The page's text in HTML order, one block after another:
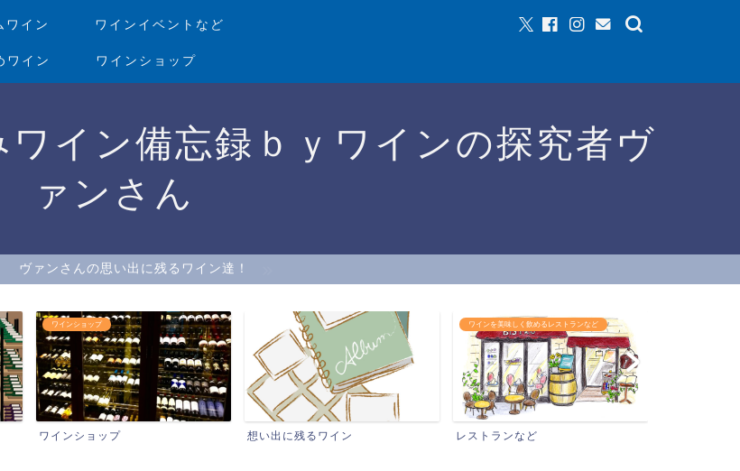
ワイン ワインイベントなど
ワイン ワインショップ
イン備忘録ｂｙワインの探究者ヴ
ァンさん
ヴァンさんの思い出に残るワイン達！
ワインショップ
ワインショップ 想い出に残るワイン
ワインを美味しく飲めるレストランなど
レストランなど